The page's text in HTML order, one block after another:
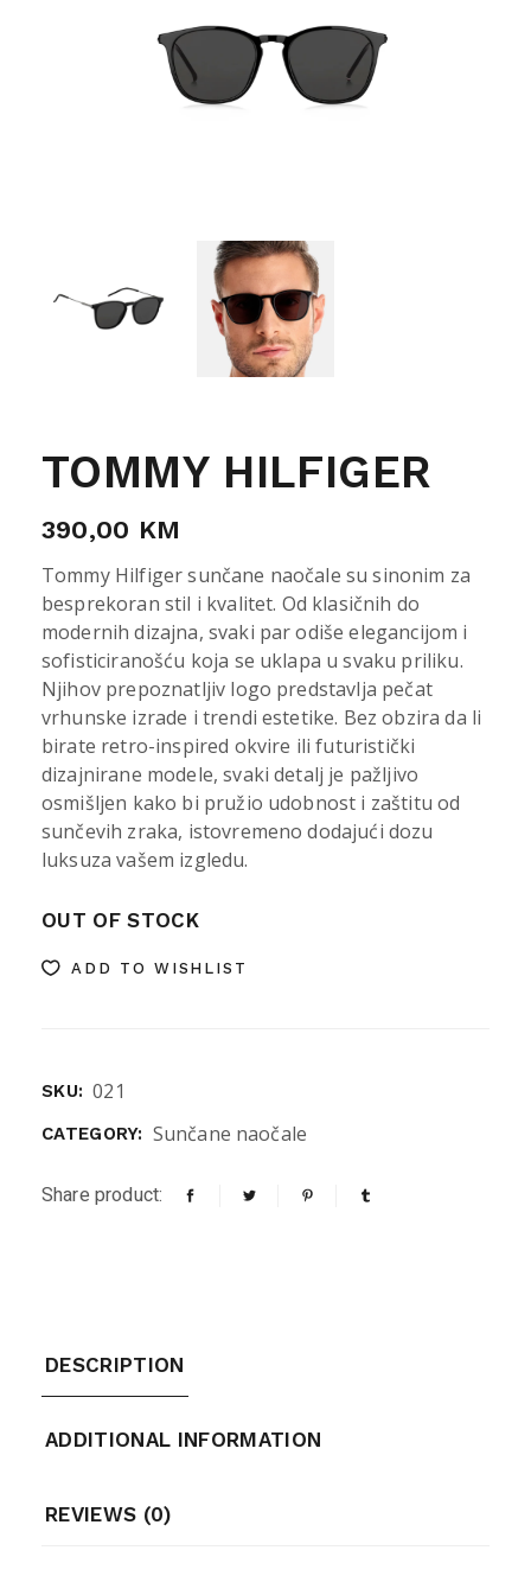
TOMMY HILFIGER
390,00 KM
Tommy Hilfiger sunčane naočale su sinonim za
besprekoran stil i kvalitet. Od klasičnih do
modernih dizajna, svaki par odiše elegancijom i
sofisticiranošću koja se uklapa u svaku priliku.
Njihov prepoznatljiv logo predstavlja pečat
vrhunske izrade i trendi estetike. Bez obzira da li
birate retro-inspired okvire ili futuristički
dizajnirane modele, svaki detalj je pažljivo
osmišljen kako bi pružio udobnost i zaštitu od
sunčevih zraka, istovremeno dodajući dozu
luksuza vašem izgledu.
OUT OF STOCK
ADD TO WISHLIST
SKU: 021
CATEGORY: Sunčane naočale
Share product:
DESCRIPTION
ADDITIONAL INFORMATION
REVIEWS (0)